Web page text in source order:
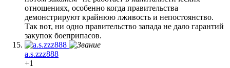
отношениях, особенно когда правительства
демонстрируют крайнюю лживость и непостоянство.
Так вот, ни одно правительство запада не дало гарантий
закупок боеприпасов.
a.s.zzz888
+1